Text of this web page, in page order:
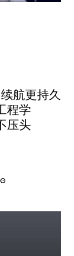
航更持久
程学
压头